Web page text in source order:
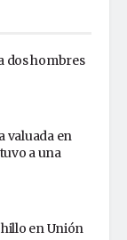
dos hombres
valuada en
a una
en Unión